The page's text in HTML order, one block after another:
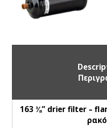
163 ⅜” drier filter –